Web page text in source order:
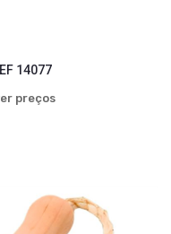
14077
preços